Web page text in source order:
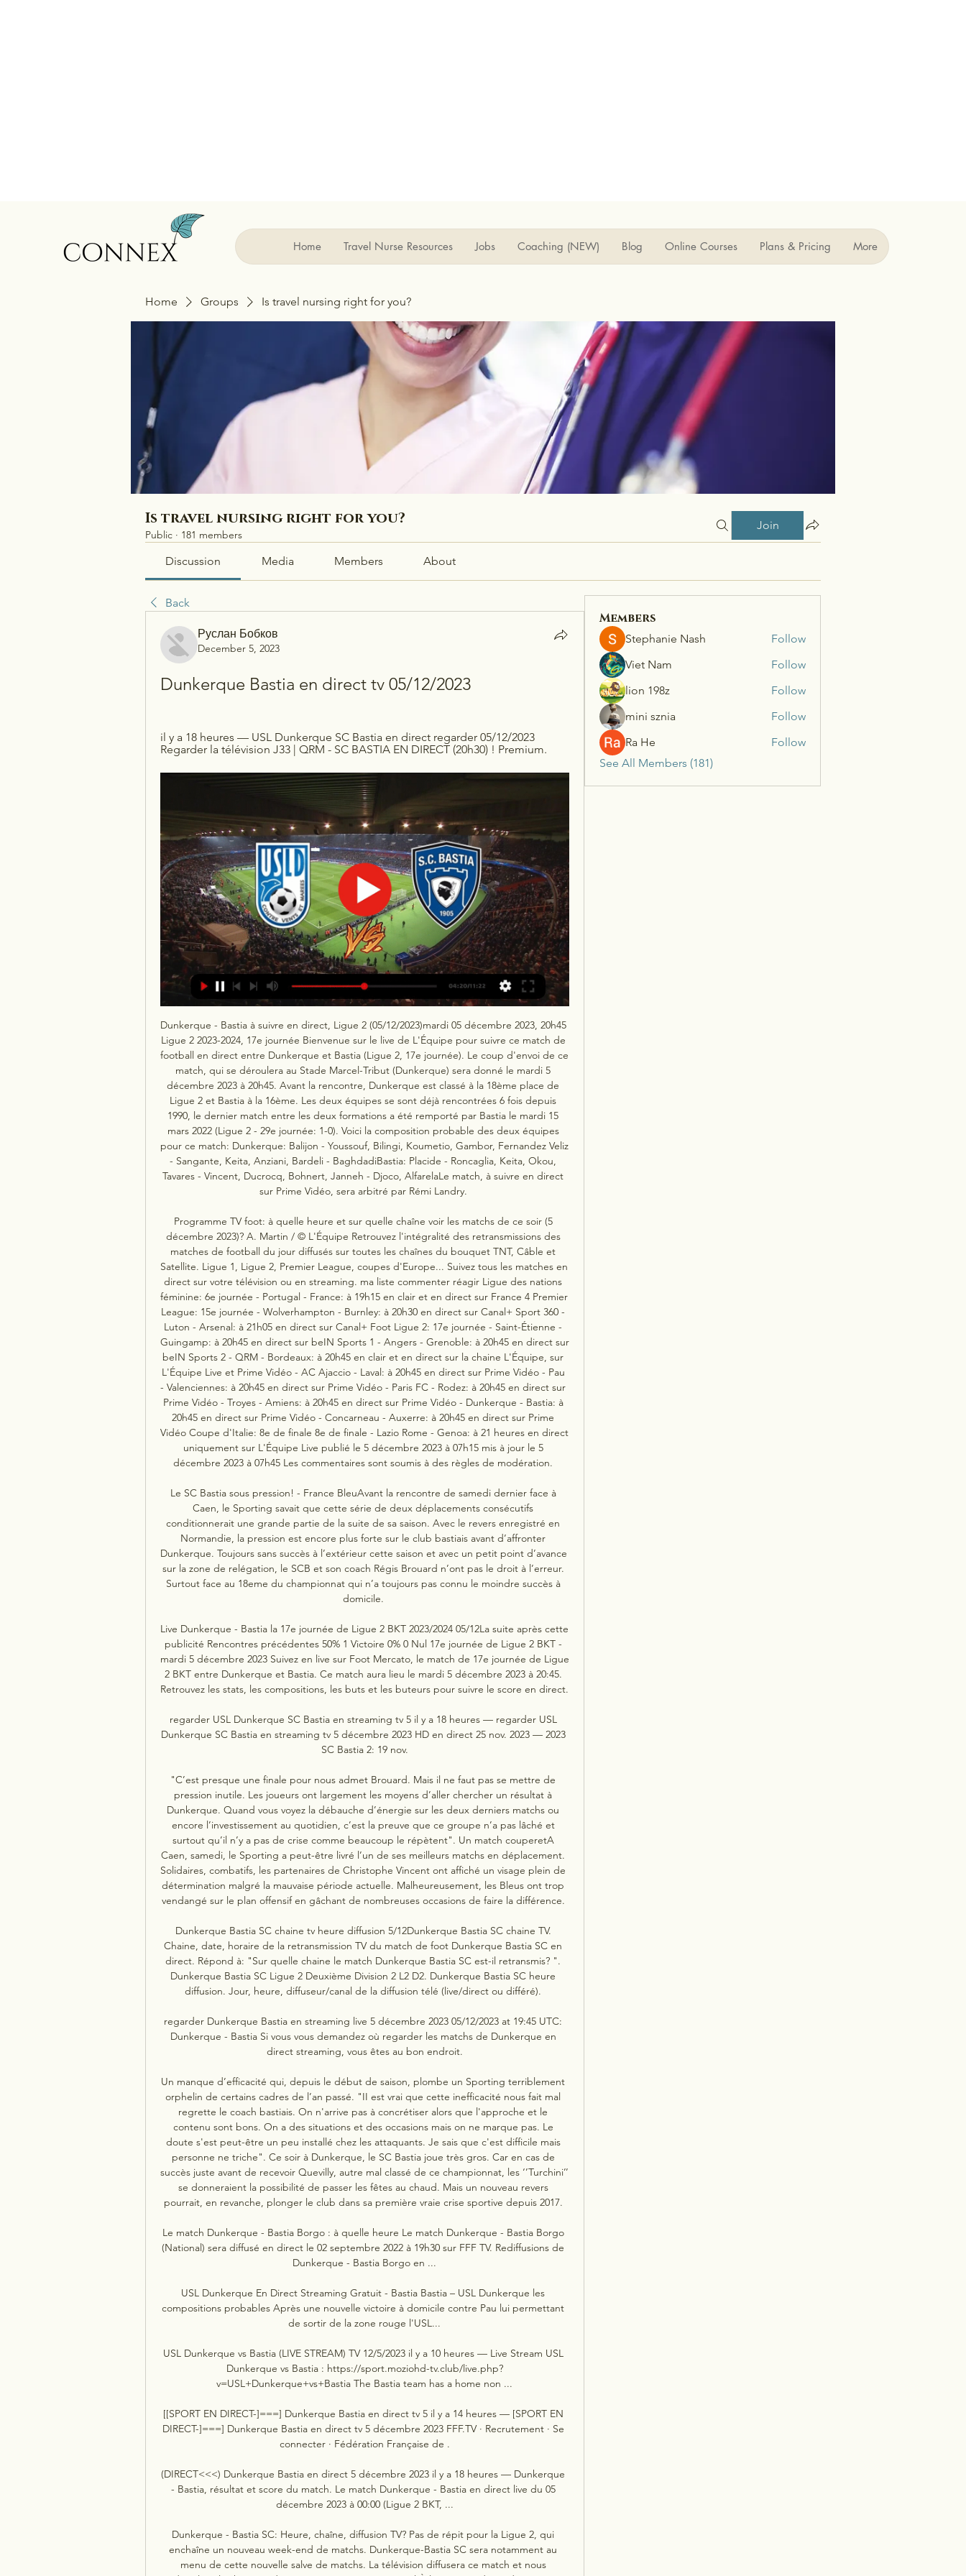
Home Travel Nurse Resources Jobs Coaching (NEW) Blog Online Courses Plans & Pricing More
Home Groups Is travel nursing right for you?
Is travel nursing right for you?
Public · 181 members
Join
Discussion Media Members About
Back
Руслан Бобков
December 5, 2023
Dunkerque Bastia en direct tv 05/12/2023
il y a 18 heures — USL Dunkerque SC Bastia en direct regarder 05/12/2023
Regarder la télévision J33 | QRM - SC BASTIA EN DIRECT (20h30) ! Premium.
Dunkerque - Bastia à suivre en direct, Ligue 2 (05/12/2023)mardi 05 décembre 2023, 20h45
Ligue 2 2023-2024, 17e journée Bienvenue sur le live de L'Équipe pour suivre ce match de
football en direct entre Dunkerque et Bastia (Ligue 2, 17e journée). Le coup d'envoi de ce
match, qui se déroulera au Stade Marcel-Tribut (Dunkerque) sera donné le mardi 5
décembre 2023 à 20h45. Avant la rencontre, Dunkerque est classé à la 18ème place de
Ligue 2 et Bastia à la 16ème. Les deux équipes se sont déjà rencontrées 6 fois depuis
1990, le dernier match entre les deux formations a été remporté par Bastia le mardi 15
mars 2022 (Ligue 2 - 29e journée: 1-0). Voici la composition probable des deux équipes
pour ce match: Dunkerque: Balijon - Youssouf, Bilingi, Koumetio, Gambor, Fernandez Veliz
- Sangante, Keita, Anziani, Bardeli - BaghdadiBastia: Placide - Roncaglia, Keita, Okou,
Tavares - Vincent, Ducrocq, Bohnert, Janneh - Djoco, AlfarelaLe match, à suivre en direct
sur Prime Vidéo, sera arbitré par Rémi Landry.
Programme TV foot: à quelle heure et sur quelle chaîne voir les matchs de ce soir (5
décembre 2023)? A. Martin / © L'Équipe Retrouvez l'intégralité des retransmissions des
matches de football du jour diffusés sur toutes les chaînes du bouquet TNT, Câble et
Satellite. Ligue 1, Ligue 2, Premier League, coupes d'Europe... Suivez tous les matches en
direct sur votre télévision ou en streaming. ma liste commenter réagir Ligue des nations
féminine: 6e journée - Portugal - France: à 19h15 en clair et en direct sur France 4 Premier
League: 15e journée - Wolverhampton - Burnley: à 20h30 en direct sur Canal+ Sport 360 -
Luton - Arsenal: à 21h05 en direct sur Canal+ Foot Ligue 2: 17e journée - Saint-Étienne -
Guingamp: à 20h45 en direct sur beIN Sports 1 - Angers - Grenoble: à 20h45 en direct sur
beIN Sports 2 - QRM - Bordeaux: à 20h45 en clair et en direct sur la chaine L'Équipe, sur
L'Équipe Live et Prime Vidéo - AC Ajaccio - Laval: à 20h45 en direct sur Prime Vidéo - Pau
- Valenciennes: à 20h45 en direct sur Prime Vidéo - Paris FC - Rodez: à 20h45 en direct sur
Prime Vidéo - Troyes - Amiens: à 20h45 en direct sur Prime Vidéo - Dunkerque - Bastia: à
20h45 en direct sur Prime Vidéo - Concarneau - Auxerre: à 20h45 en direct sur Prime
Vidéo Coupe d'Italie: 8e de finale 8e de finale - Lazio Rome - Genoa: à 21 heures en direct
uniquement sur L'Équipe Live publié le 5 décembre 2023 à 07h15 mis à jour le 5
décembre 2023 à 07h45 Les commentaires sont soumis à des règles de modération.
Le SC Bastia sous pression! - France BleuAvant la rencontre de samedi dernier face à
Caen, le Sporting savait que cette série de deux déplacements consécutifs
conditionnerait une grande partie de la suite de sa saison. Avec le revers enregistré en
Normandie, la pression est encore plus forte sur le club bastiais avant d’affronter
Dunkerque. Toujours sans succès à l’extérieur cette saison et avec un petit point d’avance
sur la zone de relégation, le SCB et son coach Régis Brouard n’ont pas le droit à l’erreur.
Surtout face au 18eme du championnat qui n’a toujours pas connu le moindre succès à
domicile.
Live Dunkerque - Bastia la 17e journée de Ligue 2 BKT 2023/2024 05/12La suite après cette
publicité Rencontres précédentes 50% 1 Victoire 0% 0 Nul 17e journée de Ligue 2 BKT -
mardi 5 décembre 2023 Suivez en live sur Foot Mercato, le match de 17e journée de Ligue
2 BKT entre Dunkerque et Bastia. Ce match aura lieu le mardi 5 décembre 2023 à 20:45.
Retrouvez les stats, les compositions, les buts et les buteurs pour suivre le score en direct.
regarder USL Dunkerque SC Bastia en streaming tv 5 il y a 18 heures — regarder USL
Dunkerque SC Bastia en streaming tv 5 décembre 2023 HD en direct 25 nov. 2023 — 2023
SC Bastia 2: 19 nov.
"C’est presque une finale pour nous admet Brouard. Mais il ne faut pas se mettre de
pression inutile. Les joueurs ont largement les moyens d’aller chercher un résultat à
Dunkerque. Quand vous voyez la débauche d’énergie sur les deux derniers matchs ou
encore l’investissement au quotidien, c’est la preuve que ce groupe n’a pas lâché et
surtout qu’il n’y a pas de crise comme beaucoup le répètent". Un match couperetA
Caen, samedi, le Sporting a peut-être livré l’un de ses meilleurs matchs en déplacement.
Solidaires, combatifs, les partenaires de Christophe Vincent ont affiché un visage plein de
détermination malgré la mauvaise période actuelle. Malheureusement, les Bleus ont trop
vendangé sur le plan offensif en gâchant de nombreuses occasions de faire la différence.
Dunkerque Bastia SC chaine tv heure diffusion 5/12Dunkerque Bastia SC chaine TV.
Chaine, date, horaire de la retransmission TV du match de foot Dunkerque Bastia SC en
direct. Répond à: "Sur quelle chaine le match Dunkerque Bastia SC est-il retransmis? ".
Dunkerque Bastia SC Ligue 2 Deuxième Division 2 L2 D2. Dunkerque Bastia SC heure
diffusion. Jour, heure, diffuseur/canal de la diffusion télé (live/direct ou différé).
regarder Dunkerque Bastia en streaming live 5 décembre 2023 05/12/2023 at 19:45 UTC:
Dunkerque - Bastia Si vous vous demandez où regarder les matchs de Dunkerque en
direct streaming, vous êtes au bon endroit.
Un manque d’efficacité qui, depuis le début de saison, plombe un Sporting terriblement
orphelin de certains cadres de l’an passé. "II est vrai que cette inefficacité nous fait mal
regrette le coach bastiais. On n'arrive pas à concrétiser alors que l'approche et le
contenu sont bons. On a des situations et des occasions mais on ne marque pas. Le
doute s'est peut-être un peu installé chez les attaquants. Je sais que c'est difficile mais
personne ne triche". Ce soir à Dunkerque, le SC Bastia joue très gros. Car en cas de
succès juste avant de recevoir Quevilly, autre mal classé de ce championnat, les ‘’Turchini’’
se donneraient la possibilité de passer les fêtes au chaud. Mais un nouveau revers
pourrait, en revanche, plonger le club dans sa première vraie crise sportive depuis 2017.
Le match Dunkerque - Bastia Borgo : à quelle heure Le match Dunkerque - Bastia Borgo
(National) sera diffusé en direct le 02 septembre 2022 à 19h30 sur FFF TV. Rediffusions de
Dunkerque - Bastia Borgo en ...
USL Dunkerque En Direct Streaming Gratuit - Bastia Bastia – USL Dunkerque les
compositions probables Après une nouvelle victoire à domicile contre Pau lui permettant
de sortir de la zone rouge l'USL...
USL Dunkerque vs Bastia (LIVE STREAM) TV 12/5/2023 il y a 10 heures — Live Stream USL
Dunkerque vs Bastia : https://sport.moziohd-tv.club/live.php?
v=USL+Dunkerque+vs+Bastia The Bastia team has a home non ...
[[SPORT EN DIRECT-]===] Dunkerque Bastia en direct tv 5 il y a 14 heures — [SPORT EN
DIRECT-]===] Dunkerque Bastia en direct tv 5 décembre 2023 FFF.TV · Recrutement · Se
connecter · Fédération Française de .
(DIRECT<<<) Dunkerque Bastia en direct 5 décembre 2023 il y a 18 heures — Dunkerque
- Bastia, résultat et score du match. Le match Dunkerque - Bastia en direct live du 05
décembre 2023 à 00:00 (Ligue 2 BKT, ...
Dunkerque - Bastia SC: Heure, chaîne, diffusion TV? Pas de répit pour la Ligue 2, qui
enchaîne un nouveau week-end de matchs. Dunkerque-Bastia SC sera notamment au
menu de cette nouvelle salve de matchs. La télévision diffusera ce match et nous
Members
Stephanie Nash
Follow
Viet Nam
Follow
lion 198z
Follow
mini sznia
Follow
Ra He
Follow
See All Members (181)